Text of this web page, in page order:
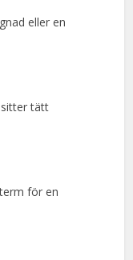
eller en
sitter tätt
för en